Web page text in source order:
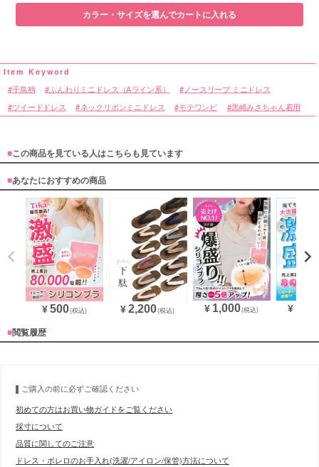
カラー・サイズを選んでカートに入れる
千鳥柄 ふんわりミニドレス（Aライン系） ノースリーブ ミニドレス
ツイードドレス ネックリボンミニドレス モテワンピ 黒崎みさちゃん着用
■この商品を見ている人はこちらも見ています
■あなたにおすすめの商品
¥500(税込) ¥ 2,200(税込) ¥ 1,000(税込) ¥
■閲覧履歴
ご購入の前に必ずご確認ください
初めての方はお買い物ガイドをご覧ください
採寸について
品質に関してのご注意
ドレス・ボレロのお手入れ(洗濯/アイロン/保管)方法について